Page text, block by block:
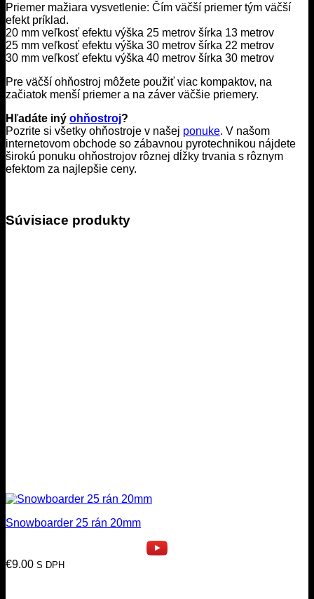
Priemer mažiara vysvetlenie: Čím väčší priemer tým väčší
efekt príklad.
20 mm veľkosť efektu výška 25 metrov šírka 13 metrov
25 mm veľkosť efektu výška 30 metrov šírka 22 metrov
30 mm veľkosť efektu výška 40 metrov šírka 30 metrov
Pre väčší ohňostroj môžete použiť viac kompaktov, na
začiatok menší priemer a na záver väčšie priemery.
Hľadáte iný ohňostroj?
Pozrite si všetky ohňostroje v našej ponuke. V našom
internetovom obchode so zábavnou pyrotechnikou nájdete
širokú ponuku ohňostrojov rôznej dĺžky trvania s rôznym
efektom za najlepšie ceny.
Súvisiace produkty
Snowboarder 25 rán 20mm
€9.00 S DPH